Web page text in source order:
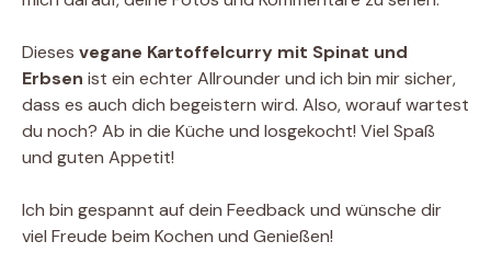
Dieses vegane Kartoffelcurry mit Spinat und
Erbsen ist ein echter Allrounder und ich bin mir sicher,
dass es auch dich begeistern wird. Also, worauf wartest
du noch? Ab in die Küche und losgekocht! Viel Spaß
und guten Appetit!
Ich bin gespannt auf dein Feedback und wünsche dir
viel Freude beim Kochen und Genießen!